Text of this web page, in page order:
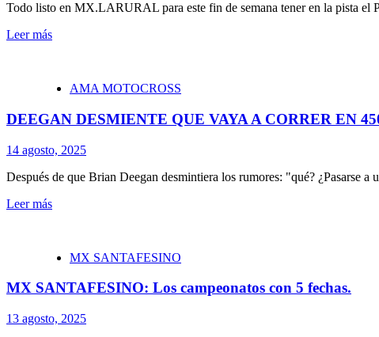
Todo listo en MX.LARURAL para este fin de semana tener en la pista
Leer más
AMA MOTOCROSS
DEEGAN DESMIENTE QUE VAYA A CORRER EN
14 agosto, 2025
Después de que Brian Deegan desmintiera los rumores: "qué? ¿Pasarse a
Leer más
MX SANTAFESINO
MX SANTAFESINO: Los campeonatos con 5 fechas.
13 agosto, 2025